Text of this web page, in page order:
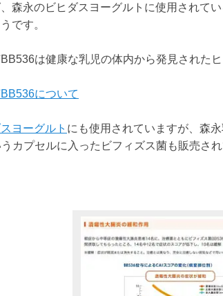
森永のビヒダスヨーグルトに使用されて
です。
は健康な乳児の体内から発見された
について
ヨーグルト にも使用されていますが、森
うカプセルに入ったビフィズス菌も販売され